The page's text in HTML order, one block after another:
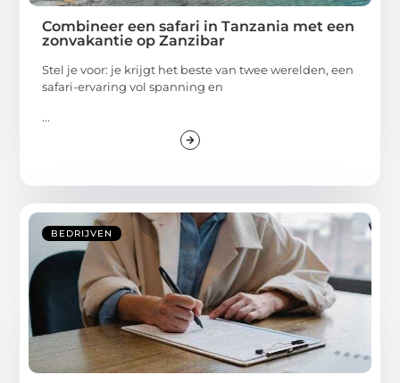
Combineer een safari in Tanzania met een
zonvakantie op Zanzibar
Stel je voor: je krijgt het beste van twee werelden, een
safari-ervaring vol spanning en
...
BEDRIJVEN